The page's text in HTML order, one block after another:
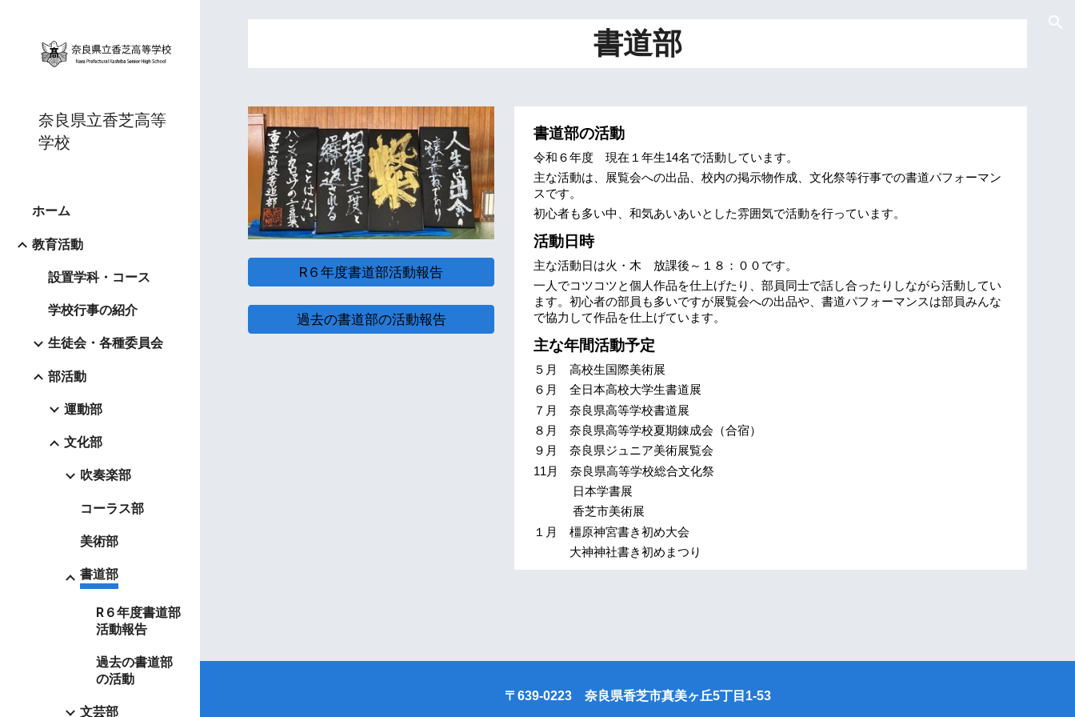
Skip to navigation
奈良県立香芝高等
学校
ホーム
教育活動
設置学科・コース
学校行事の紹介
生徒会・各種委員会
部活動
運動部
文化部
吹奏楽部
コーラス部
美術部
書道部
R６年度書道部
活動報告
過去の書道部
の活動
文芸部
書道部
R６年度書道部活動報告
過去の書道部の活動報告
書道部の活動
令和６年度 現在１年生14名で活動しています。
主な活動は、展覧会への出品、校内の掲示物作成、文化祭等行事での書道パフォーマン
スです。
初心者も多い中、和気あいあいとした雰囲気で活動を行っています。
活動日時
主な活動日は火・木 放課後～１８：００です。
一人でコツコツと個人作品を仕上げたり、部員同士で話し合ったりしながら活動してい
ます。初心者の部員も多いですが展覧会への出品や、書道パフォーマンスは部員みんな
で協力して作品を仕上げています。
主な年間活動予定
５月 高校生国際美術展
６月 全日本高校大学生書道展
７月 奈良県高等学校書道展
８月 奈良県高等学校夏期錬成会（合宿）
９月 奈良県ジュニア美術展覧会
11月 奈良県高等学校総合文化祭
日本学書展
香芝市美術展
１月 橿原神宮書き初め大会
大神神社書き初めまつり
〒639-0223 奈良県香芝市真美ヶ丘5丁目1-53